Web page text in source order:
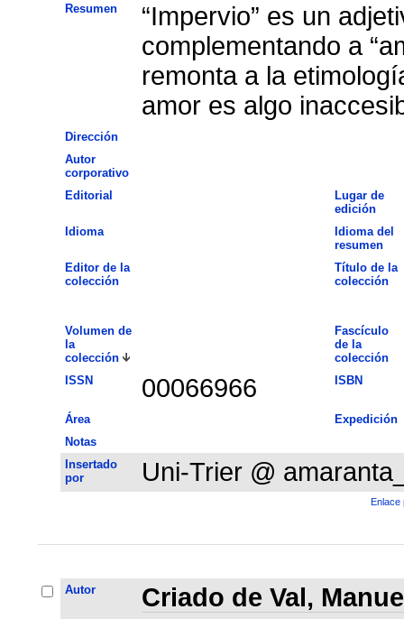
Resumen
“Impervio” es un
complementando a
remonta a la
amor es algo
Dirección
Autor
corporativo
Editorial
Lugar de
edición
Idioma
Idioma del
resumen
Editor de la
colección
Título de la
colección
Volumen de
la
colección
Fascículo
de la
colección
ISSN
00066966 ISBN
Área
Expedición
Notas
Insertado
por
Uni-Trier @
Enlace
Autor Criado de Val,